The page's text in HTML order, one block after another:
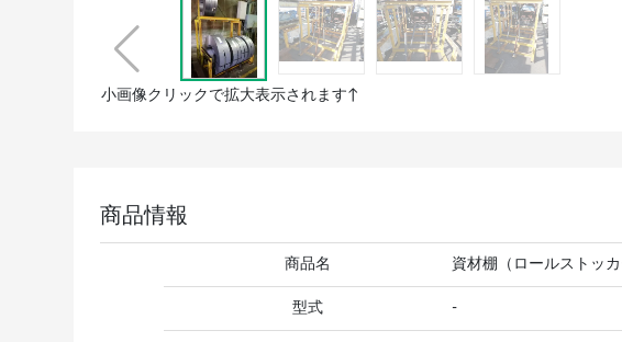
小画像クリックで拡大表示されます↑
商品情報
商品名 資材棚（ロールストッカ
型式 -